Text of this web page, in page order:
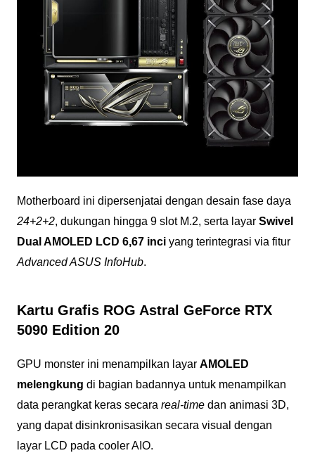
Motherboard ini dipersenjatai dengan desain fase daya
24+2+2, dukungan hingga 9 slot M.2, serta layar Swivel
Dual AMOLED LCD 6,67 inciyang terintegrasi via fitur
Advanced ASUS InfoHub.
Kartu Grafis ROG Astral GeForce RTX
5090 Edition 20
GPU monster ini menampilkan layar AMOLED
melengkung di bagian badannya untuk menampilkan
data perangkat keras secara real-timedan animasi 3D,
yang dapat disinkronisasikan secara visual dengan
layar LCD pada cooler AIO.